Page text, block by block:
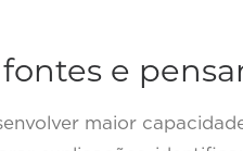
fontes e
maior